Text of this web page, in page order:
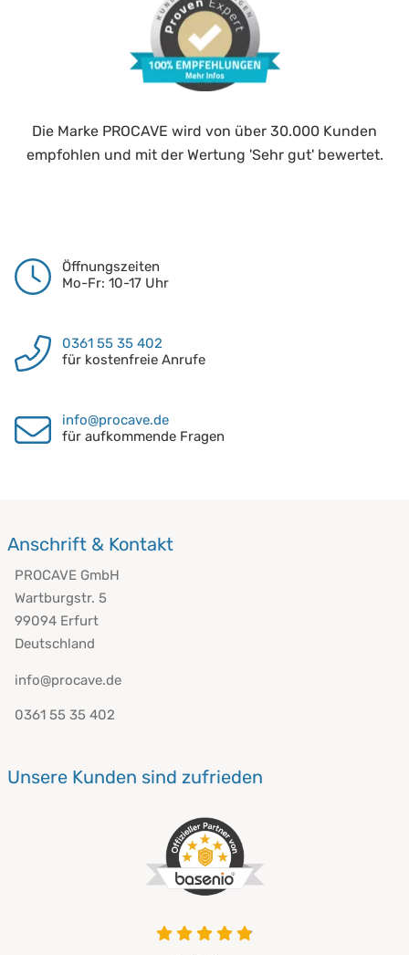
Die Marke PROCAVE wird von über 30.000 Kunden
empfohlen und mit der Wertung 'Sehr gut' bewertet.
Öffnungszeiten
Mo-Fr: 10-17 Uhr
0361 55 35 402
für kostenfreie Anrufe
info@procave.de
für aufkommende Fragen
Anschrift & Kontakt
PROCAVE GmbH
Wartburgstr. 5
99094 Erfurt
Deutschland
info@procave.de
0361 55 35 402
Unsere Kunden sind zufrieden